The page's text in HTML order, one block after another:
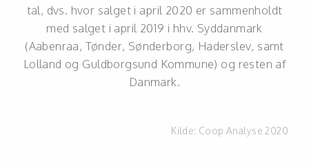
tal, dvs. hvor salget i april 2020 er sammenholdt
med salget i april 2019 i hhv. Syddanmark
(Aabenraa, Tønder, Sønderborg, Haderslev, samt
Lolland og Guldborgsund Kommune) og resten af
Danmark.
Kilde: Coop Analyse 2020